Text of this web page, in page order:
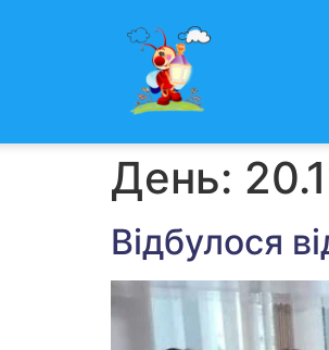
День:
Відбулося